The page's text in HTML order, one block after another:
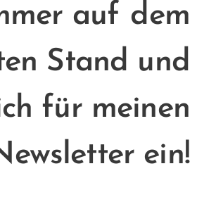
auf dem
Stand und
für meinen
ein!